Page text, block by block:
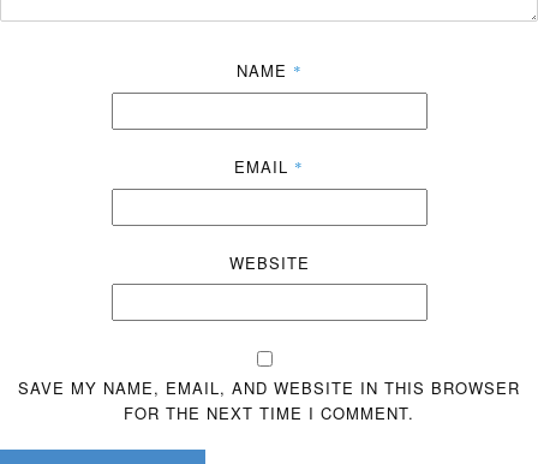
NAME *
EMAIL *
WEBSITE
SAVE MY NAME, EMAIL, AND WEBSITE IN THIS BROWSER
FOR THE NEXT TIME I COMMENT.